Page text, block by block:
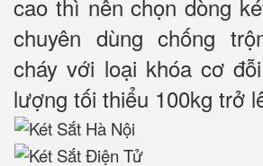
cao thì nên chọn dòng
chuyên dùng chống
cháy với loại khóa cơ
lượng tối thiểu 100kg trở